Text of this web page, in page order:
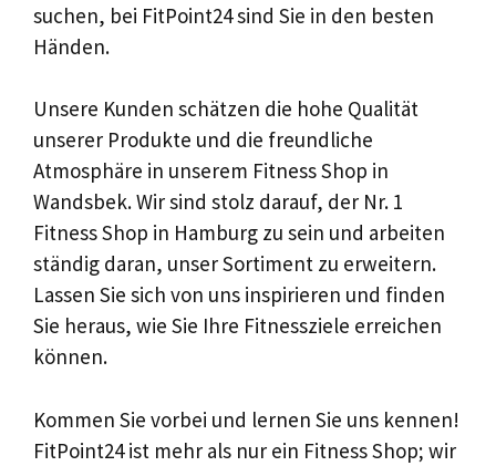
suchen, bei FitPoint24 sind Sie in den besten
Händen.
Unsere Kunden schätzen die hohe Qualität
unserer Produkte und die freundliche
Atmosphäre in unserem Fitness Shop in
Wandsbek. Wir sind stolz darauf, der Nr. 1
Fitness Shop in Hamburg zu sein und arbeiten
ständig daran, unser Sortiment zu erweitern.
Lassen Sie sich von uns inspirieren und finden
Sie heraus, wie Sie Ihre Fitnessziele erreichen
können.
Kommen Sie vorbei und lernen Sie uns kennen!
FitPoint24 ist mehr als nur ein Fitness Shop; wir